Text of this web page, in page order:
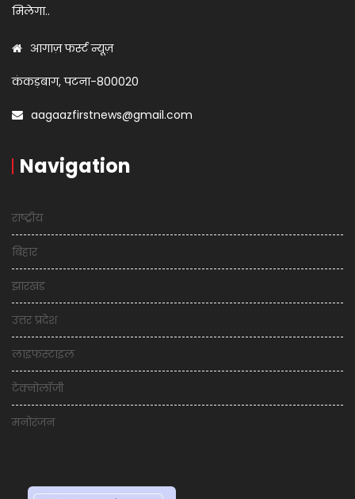
मिलेगा..
आगाज़ फर्स्ट न्यूज़
कंकड़बाग, पटना-800020
aagaazfirstnews@gmail.com
Navigation
राष्ट्रीय
बिहार
झारखंड
उत्तर प्रदेश
लाइफस्टाइल
टेक्नोलॉजी
मनोरंजन